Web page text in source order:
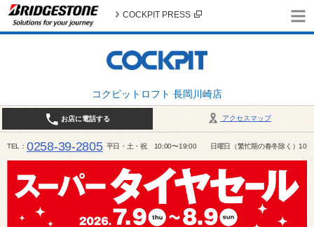
コクピットロフト 長岡川崎店
COCKPIT PRESS
アクセスマップ
お店に電話する
TEL 0258-39-2805 平日・土・祝 10:00〜19:00 日曜日（繁忙期の春冬除く）